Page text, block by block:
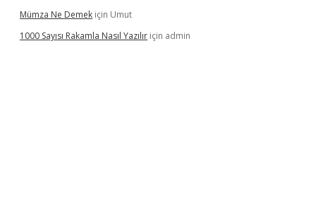
Mümza Ne Demek için Umut
1000 Sayısı Rakamla Nasıl Yazılır için admin